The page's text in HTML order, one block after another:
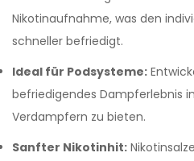
Nikotinaufnahme, was den
schneller befriedigt.
Ideal für Podsysteme:
befriedigendes Dampferlebnis
Verdampfern zu bieten.
Sanfter Nikotinhit: